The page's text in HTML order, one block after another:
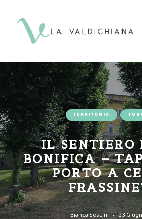
TERRITORIO
IL SENTIERO
BONIFICA –
PORTO A
Bianca Sestini 23